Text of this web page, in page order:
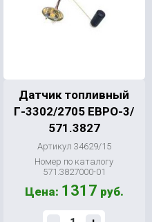
Датчик топливный
Г-3302/2705 ЕВРО-3/
571.3827
Артикул 34629/15
Номер по каталогу
571.3827000-01
Цена: 1317 руб.